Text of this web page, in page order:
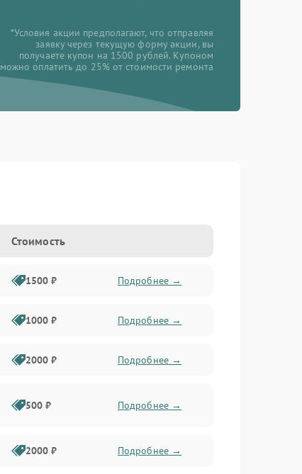
*Условия акции предполагают, что отправляя
заявку через текущую форму акции, вы
получаете купон на 1500 рублей. Купоном
можно оплатить до 25% от стоимости ремонта
Стоимость
1500 ₽ Подробнее →
1000 ₽ Подробнее →
2000 ₽ Подробнее →
500 ₽ Подробнее →
2000 ₽ Подробнее →